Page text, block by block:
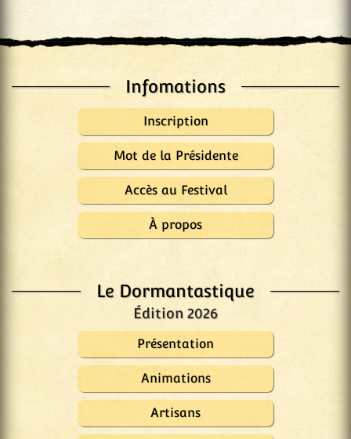
Infomations
Inscription
Mot de la Présidente
Accès au Festival
À propos
Le Dormantastique
Édition 2026
Présentation
Animations
Artisans